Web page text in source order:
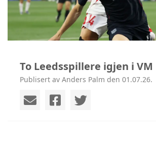
To Leedsspillere igjen i VM
Publisert av Anders Palm den 01.07.26.